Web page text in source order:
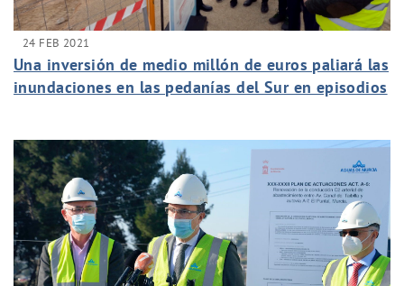
24 FEB 2021
Una inversión de medio millón de euros paliará las
inundaciones en las pedanías del Sur en episodios